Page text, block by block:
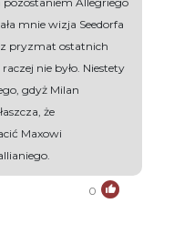
mnie wizja Seedorfa
pryzmat ostatnich
nie było. Niestety
gdyż Milan
że
Maxowi
0